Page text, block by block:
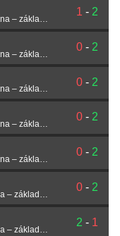
1 - 2
0 - 2
2. Tipsport COOL liga 10. sezóna – základní část
0 - 2
2. Tipsport COOL liga 10. sezóna – základní část
0 - 2
2. Tipsport COOL liga 10. sezóna – základní část
0 - 2
2. Tipsport COOL liga 9. sezóna – základní část
0 - 2
2 - 1